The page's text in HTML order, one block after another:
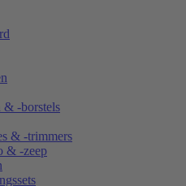
& -borstels
& -trimmers
& -zeep